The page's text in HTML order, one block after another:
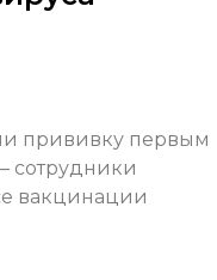
прививку первым
сотрудники
вакцинации